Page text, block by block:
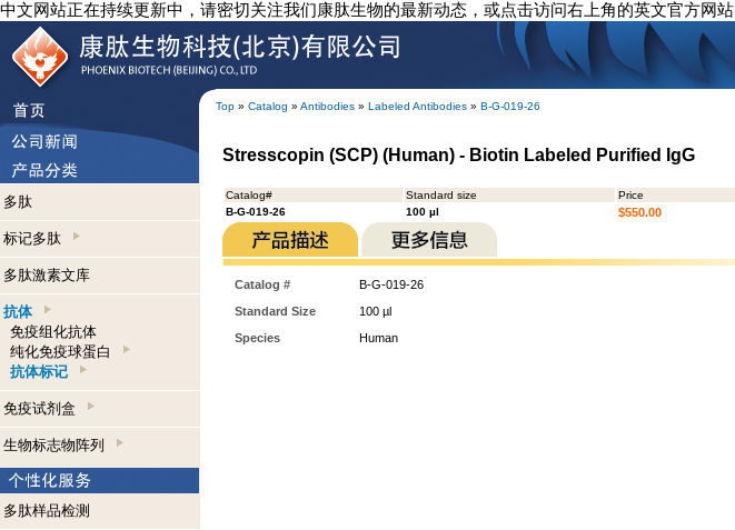
中文网站正在持续更新中，请密切关注我们康肽生物的最新动态，或点击访问右上角的英文官方网站
Top » Catalog » Antibodies » Labeled Antibodies » B-G-019-26
多肽
标记多肽
多肽激素文库
抗体
免疫组化抗体
纯化免疫球蛋白
抗体标记
免疫试剂盒
生物标志物阵列
多肽样品检测
Stresscopin (SCP) (Human) - Biotin Labeled Purified IgG
Catalog# Standard size Price
B-G-019-26
100 µl $550.00
Catalog #
B-G-019-26
Standard Size
100 µl
Species
Human